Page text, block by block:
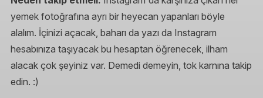
yemek fotoğrafına ayrı bir heyecan yapanları böyle
alalım. İçinizi açacak, baharı da yazı da Instagram
hesabınıza taşıyacak bu hesaptan öğrenecek, ilham
alacak çok şeyiniz var. Demedi demeyin, tok karnına takip
edin. :)